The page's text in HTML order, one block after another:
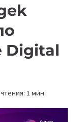
Digital
1 мин